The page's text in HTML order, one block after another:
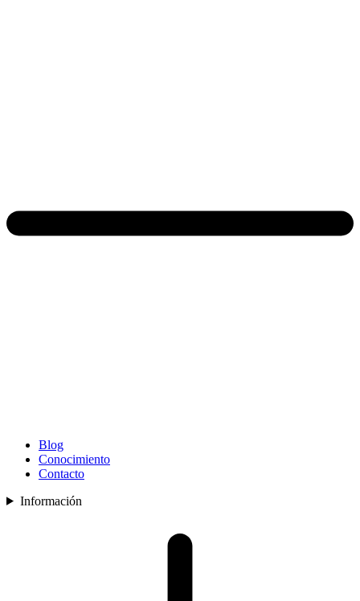
Blog
Conocimiento
Contacto
Información